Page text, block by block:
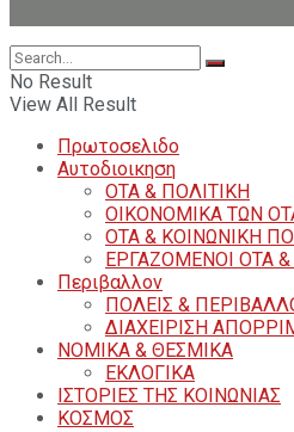
No Result
View All Result
Πρωτοσελιδο
Αυτοδιοικηση
ΟΤΑ & ΠΟΛΙΤΙΚΗ
ΟΙΚΟΝΟΜΙΚΑ ΤΩΝ
ΟΤΑ & ΚΟΙΝΩΝΙΚΗ
ΕΡΓΑΖΟΜΕΝΟΙ ΟΤΑ
Περιβαλλον
ΠΟΛΕΙΣ &
ΔΙΑΧΕΙΡΙΣΗ
ΝΟΜΙΚΑ & ΘΕΣΜΙΚΑ
ΕΚΛΟΓΙΚΑ
ΙΣΤΟΡΙΕΣ ΤΗΣ ΚΟΙΝΩΝΙΑΣ
ΚΟΣΜΟΣ